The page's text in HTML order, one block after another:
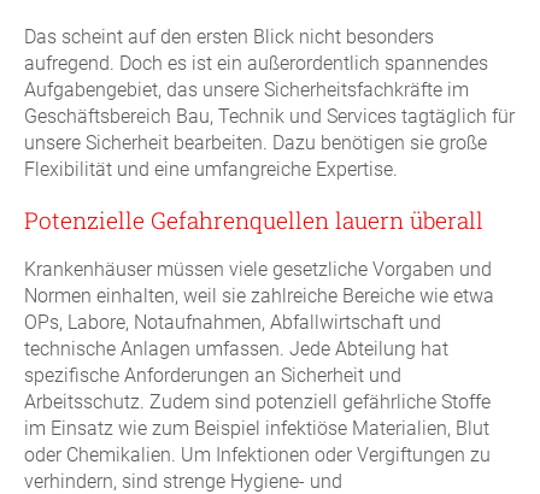
Das scheint auf den ersten Blick nicht besonders
aufregend. Doch es ist ein außerordentlich spannendes
Aufgabengebiet, das unsere Sicherheitsfachkräfte im
Geschäftsbereich Bau, Technik und Services tagtäglich für
unsere Sicherheit bearbeiten. Dazu benötigen sie große
Flexibilität und eine umfangreiche Expertise.
Potenzielle Gefahrenquellen lauern überall
Krankenhäuser müssen viele gesetzliche Vorgaben und
Normen einhalten, weil sie zahlreiche Bereiche wie etwa
OPs, Labore, Notaufnahmen, Abfallwirtschaft und
technische Anlagen umfassen. Jede Abteilung hat
spezifische Anforderungen an Sicherheit und
Arbeitsschutz. Zudem sind potenziell gefährliche Stoffe
im Einsatz wie zum Beispiel infektiöse Materialien, Blut
oder Chemikalien. Um Infektionen oder Vergiftungen zu
verhindern, sind strenge Hygiene- und